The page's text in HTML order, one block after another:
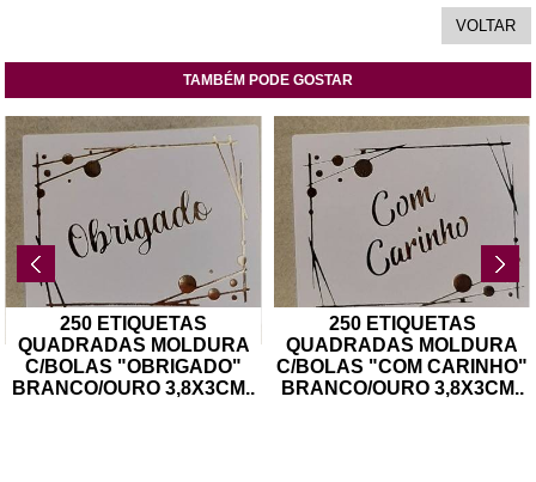
TAMBÉM PODE GOSTAR
250 ETIQUETAS
QUADRADAS MOLDURA
C/BOLAS "OBRIGADO"
BRANCO/OURO 3,8X3CM..
250 ETIQUETAS
QUADRADAS MOLDURA
C/BOLAS "COM CARINHO"
BRANCO/OURO 3,8X3CM..